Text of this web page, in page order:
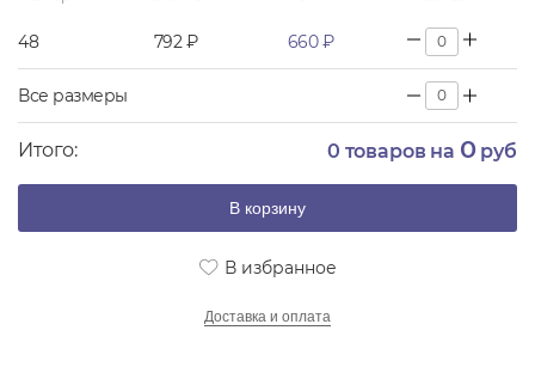
48 792 ₽ 660 ₽
Все размеры
Итого: 0 товаров на 0руб
В корзину
В избранное
Доставка и оплата